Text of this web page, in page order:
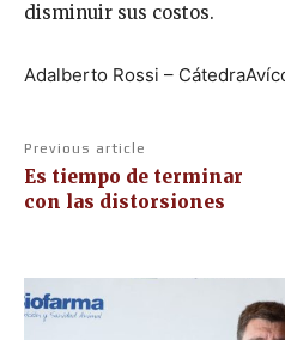
disminuir sus costos.
Adalberto Rossi –
Previous article
Es tiempo de terminar
con las distorsiones